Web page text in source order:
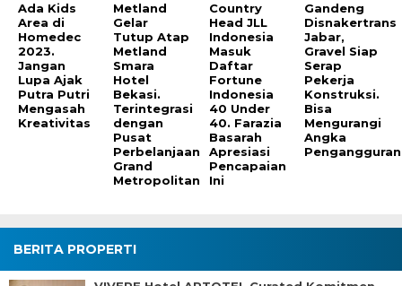
Ada Kids
Area di
Homedec
2023.
Jangan
Lupa Ajak
Putra Putri
Mengasah
Kreativitas
Metland
Gelar
Tutup Atap
Metland
Smara
Hotel
Bekasi.
Terintegrasi
dengan
Pusat
Perbelanjaan
Grand
Metropolitan
Country
Head JLL
Indonesia
Masuk
Daftar
Fortune
Indonesia
40 Under
40. Farazia
Basarah
Apresiasi
Pencapaian
Ini
Gandeng
Disnakertrans
Jabar,
Gravel Siap
Serap
Pekerja
Konstruksi.
Bisa
Mengurangi
Angka
Pengangguran
BERITA PROPERTI